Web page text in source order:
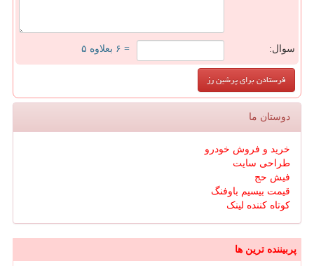
سوال: = ۶ بعلاوه ۵
دوستان ما
خرید و فروش خودرو
طراحی سایت
فیش حج
قیمت بیسیم باوفنگ
کوتاه کننده لینک
پربیننده ترین ها